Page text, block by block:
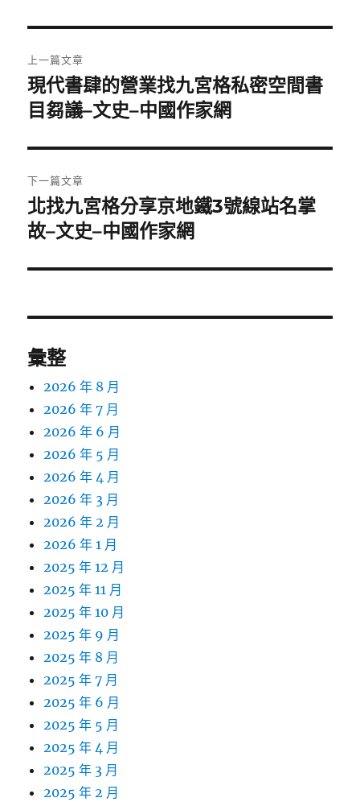
章
導
覽
上一篇文章
上
一
文
章:
現代書肆的營業找九宮格私密空間書
目芻議–文史–中國作家網
下一篇文章
下
一
文
北找九宮格分享京地鐵3號線站名掌
故–文史–中國作家網
彙整
2026 年 8 月
2026 年 7 月
2026 年 6 月
2026 年 5 月
2026 年 4 月
2026 年 3 月
2026 年 2 月
2026 年 1 月
2025 年 12 月
2025 年 11 月
2025 年 10 月
2025 年 9 月
2025 年 8 月
2025 年 7 月
2025 年 6 月
2025 年 5 月
2025 年 4 月
2025 年 3 月
2025 年 2 月